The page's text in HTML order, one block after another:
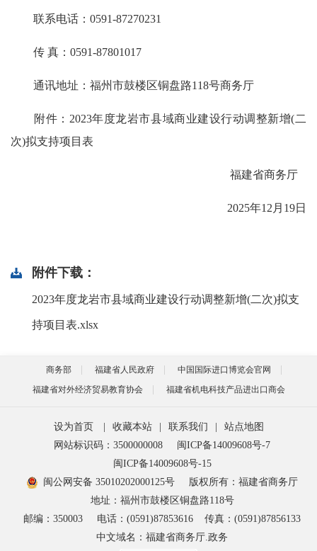
联系电话：0591-87270231
传 真：0591-87801017
通讯地址：福州市鼓楼区铜盘路118号商务厅
附件：2023年度龙岩市县域商业建设行动调整新增(二
次)拟支持项目表
福建省商务厅
2025年12月19日
附件下载：
2023年度龙岩市县域商业建设行动调整新增(二次)拟支
持项目表.xlsx
商务部 福建省人民政府
中国国际进口博览会官网
福建省对外经济贸易教育协会
福建省机电科技产品进出口商会
设为首页 收藏本站 联系我们
站点地图
网站标识码：3500000008
闽ICP备14009608号-7
闽ICP备14009608号-15
闽公网安备 35010202000125号
版权所有：福建省商务厅
地址：福州市鼓楼区铜盘路118号
邮编：350003
电话：(0591)87853616
传真：(0591)87856133
中文域名：福建省商务厅.政务